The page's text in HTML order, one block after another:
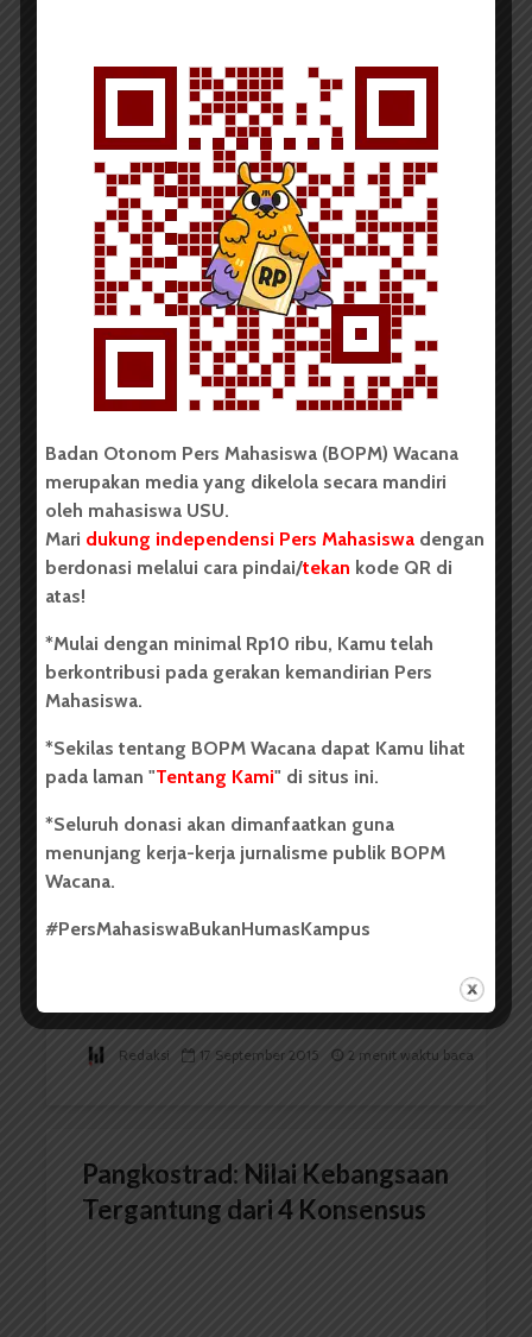
Preman Dunia
Redaksi 17 September 2015 2 menit waktu baca
Tiga Makna Strategis RUU
PSDN-P
Redaksi 17 September 2015 2 menit waktu baca
Kemenhan Sosialisasikan RUU
PSDN-P
Redaksi 17 September 2015 2 menit waktu baca
Pangkostrad: Nilai Kebangsaan
Tergantung dari 4 Konsensus
Badan Otonom Pers Mahasiswa (BOPM) Wacana
merupakan media yang dikelola secara mandiri
oleh mahasiswa USU.
Mari dukung independensi Pers Mahasiswa dengan
berdonasi melalui cara pindai/tekan kode QR di
atas!
*Mulai dengan minimal Rp10 ribu, Kamu telah
berkontribusi pada gerakan kemandirian Pers
Mahasiswa.
*Sekilas tentang BOPM Wacana dapat Kamu lihat
pada laman "Tentang Kami" di situs ini.
*Seluruh donasi akan dimanfaatkan guna
menunjang kerja-kerja jurnalisme publik BOPM
Wacana.
#PersMahasiswaBukanHumasKampus